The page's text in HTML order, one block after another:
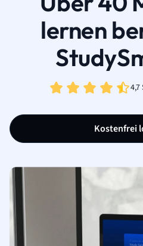
lernen
4,7
Kostenfrei